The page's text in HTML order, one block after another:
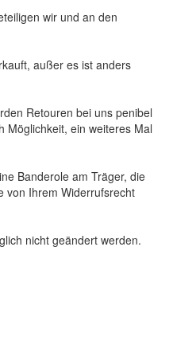
wir und an den
außer es ist anders
Retouren bei uns penibel
Möglichkeit, ein weiteres Mal
Banderole am Träger, die
von Ihrem Widerrufsrecht
nicht geändert werden.